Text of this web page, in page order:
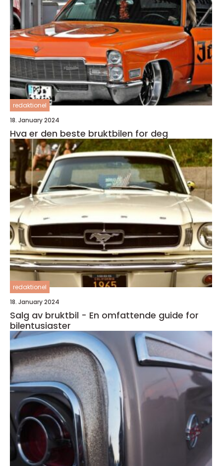
redaktionel
18. January 2024
Hva er den beste bruktbilen for deg
redaktionel
18. January 2024
Salg av bruktbil - En omfattende guide for
bilentusiaster